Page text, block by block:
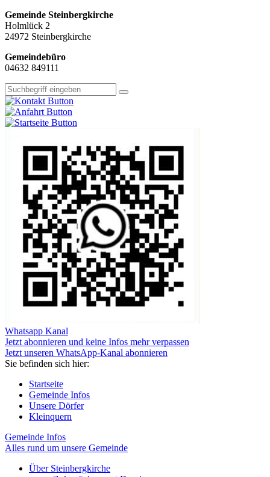
Gemeinde Steinbergkirche
Holmlück 2
24972 Steinbergkirche
Gemeindebüro
04632 849111
Whatsapp Kanal
Jetzt abonnieren und keine Infos mehr verpassen
Jetzt unseren WhatsApp-Kanal abonnieren
Sie befinden sich hier:
Startseite
Gemeinde Infos
Unsere Dörfer
Kleinquern
Gemeinde Infos
Alles rund um unsere Gemeinde
Über Steinbergkirche